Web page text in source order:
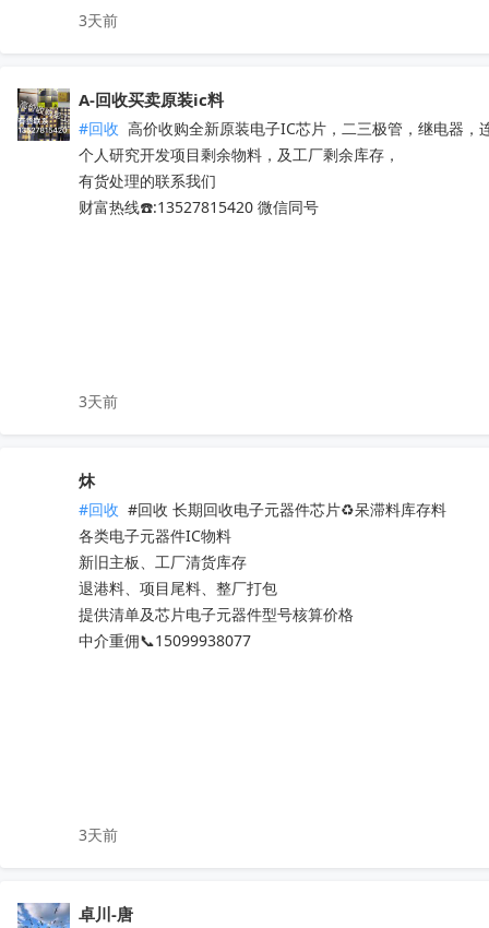
ADS1248IPWR
TMS320F28035PAGT
TMS320F2808PZA
ADS1115IDGSR
ADS1299IPAGR
ADS8688IDBTR
ADS8866IDGSR
DRV8231ADSGR
ADS1298IPAGR
ADS8681IPWR
ADS131A04IPBSR
DAC8562SDGSR
ADS131E08IPAGR
ESP32-WROVER-E-N16R8
AM3352BZCZD80
OPA2387DGKR
LM76003RNPR
3天前
A-回收买卖原装ic料
#回收 高价收购全新原装电子IC芯片，二三极管，继电器，
个人研究开发项目剩余物料，及工厂剩余库存，
有货处理的联系我们
财富热线☎️:13527815420 微信同号
3天前
炑
#回收 #回收 长期回收电子元器件芯片♻️呆滞料库存料
各类电子元器件IC物料
新旧主板、工厂清货库存
退港料、项目尾料、整厂打包
提供清单及芯片电子元器件型号核算价格
中介重佣📞15099938077
3天前
卓川-唐